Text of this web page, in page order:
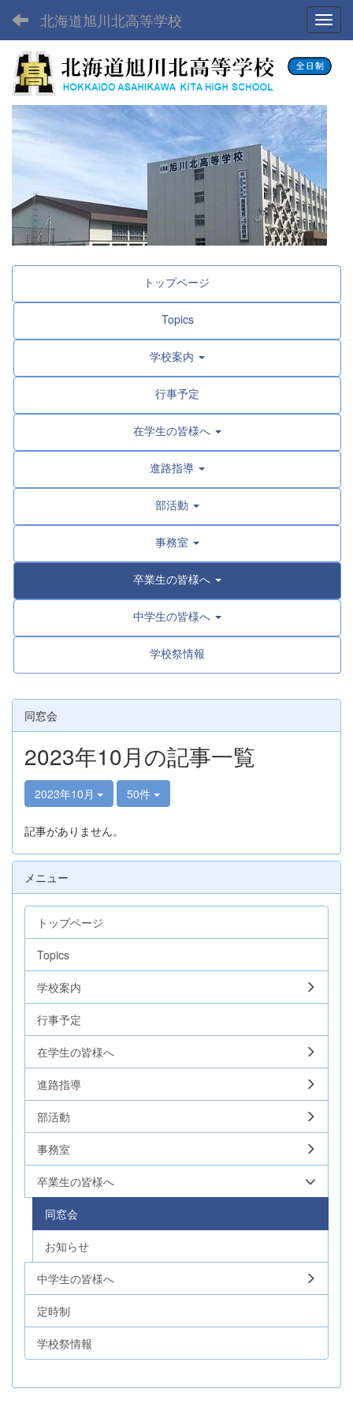
北海道旭川北高等学校
トップページ
Topics
学校案内
行事予定
在学生の皆様へ
進路指導
部活動
事務室
卒業生の皆様へ
中学生の皆様へ
学校祭情報
同窓会
2023年10月の記事一覧
2023年10月 50件
記事がありません。
メニュー
トップページ
Topics
学校案内
行事予定
在学生の皆様へ
進路指導
部活動
事務室
卒業生の皆様へ
同窓会
お知らせ
中学生の皆様へ
定時制
学校祭情報